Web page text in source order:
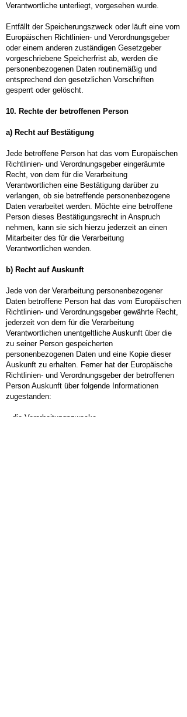
Verantwortliche unterliegt, vorgesehen wurde.
Entfällt der Speicherungszweck oder läuft eine vom
Europäischen Richtlinien- und Verordnungsgeber
oder einem anderen zuständigen Gesetzgeber
vorgeschriebene Speicherfrist ab, werden die
personenbezogenen Daten routinemäßig und
entsprechend den gesetzlichen Vorschriften
gesperrt oder gelöscht.
10. Rechte der betroffenen Person
a) Recht auf Bestätigung
Jede betroffene Person hat das vom Europäischen
Richtlinien- und Verordnungsgeber eingeräumte
Recht, von dem für die Verarbeitung
Verantwortlichen eine Bestätigung darüber zu
verlangen, ob sie betreffende personenbezogene
Daten verarbeitet werden. Möchte eine betroffene
Person dieses Bestätigungsrecht in Anspruch
nehmen, kann sie sich hierzu jederzeit an einen
Mitarbeiter des für die Verarbeitung
Verantwortlichen wenden.
b) Recht auf Auskunft
Jede von der Verarbeitung personenbezogener
Daten betroffene Person hat das vom Europäischen
Richtlinien- und Verordnungsgeber gewährte Recht,
jederzeit von dem für die Verarbeitung
Verantwortlichen unentgeltliche Auskunft über die
zu seiner Person gespeicherten
personenbezogenen Daten und eine Kopie dieser
Auskunft zu erhalten. Ferner hat der Europäische
Richtlinien- und Verordnungsgeber der betroffenen
Person Auskunft über folgende Informationen
zugestanden:
– die Verarbeitungszwecke